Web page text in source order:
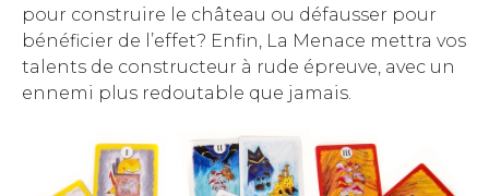
pour construire le château ou défausser pour
bénéficier de l’effet? Enfin, La Menace mettra vos
talents de constructeur à rude épreuve, avec un
ennemi plus redoutable que jamais.